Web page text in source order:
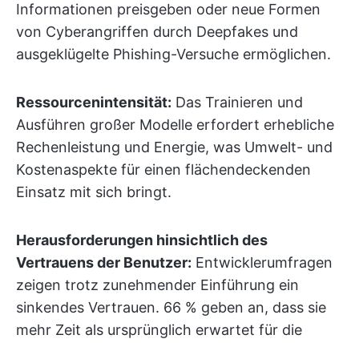
Informationen preisgeben oder neue Formen
von Cyberangriffen durch Deepfakes und
ausgeklügelte Phishing-Versuche ermöglichen.
Ressourcenintensität: Das Trainieren und
Ausführen großer Modelle erfordert erhebliche
Rechenleistung und Energie, was Umwelt- und
Kostenaspekte für einen flächendeckenden
Einsatz mit sich bringt.
Herausforderungen hinsichtlich des
Vertrauens der Benutzer: Entwicklerumfragen
zeigen trotz zunehmender Einführung ein
sinkendes Vertrauen. 66 % geben an, dass sie
mehr Zeit als ursprünglich erwartet für die